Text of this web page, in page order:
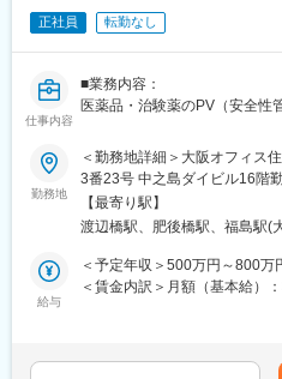
質を高めたい・データベース
スできるため、未経験でも安
す。
■研修制度：
実践的な階層別研修や職種別
一人ひとりの背景やニーズに
カリキュラムを用意していま
■キャリアパス：
「組織の長としてメンバー育
に、適材適所・組織活性化を
正社員 転勤なし
仕事内容
■業務内容：
医薬品・治験薬のPV（安全性
＜具体的な業務内容＞
・主にグローバル治験の安全性
・治験薬・市販薬の安全性情報
・安全性情報（グローバル、
・安全性情報の入力、当局報
・PV関連ドキュメントの作成
・経験が豊富なPV経験者が多
勤務地
＜勤務地詳細＞大阪オフィス
3番23号 中之島ダイビル16階
橋駅受動喫煙対策：屋内全面
所（リモートワーク含む）
【最寄り駅】
渡辺橋駅、肥後橋駅、福島駅(
給与
＜予定年収＞500万円～800万
＜賃金内訳＞月額（基本給）
＞※年収は賞与を含む目安の